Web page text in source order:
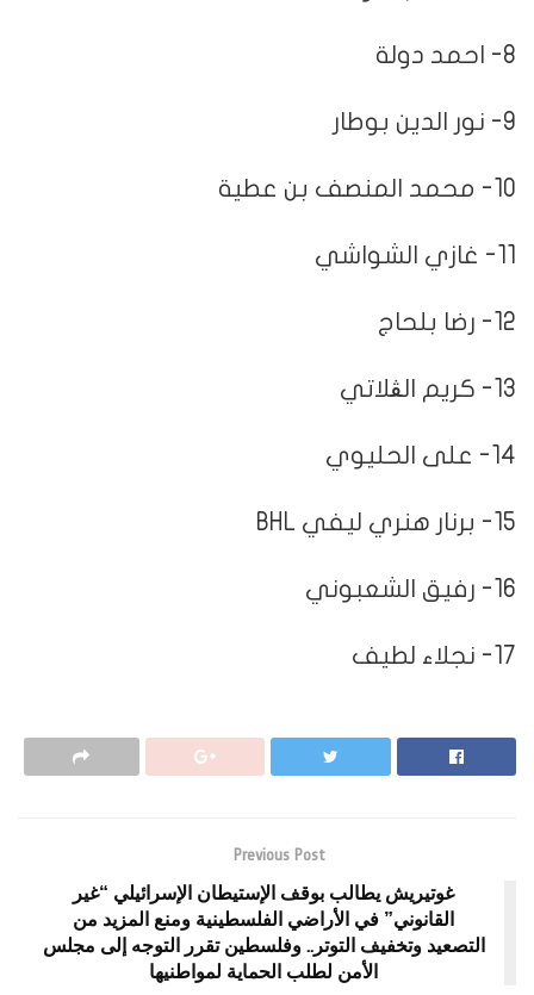
8- احمد دولة
9- نور الدين بوطار
10- محمد المنصف بن عطية
11- غازي الشواشي
12- رضا بلحاج
13- كريم الڨلاتي
14- على الحليوي
15- برنار هنري ليفي BHL
16- رفيق الشعبوني
17- نجلاء لطيف
Previous Post
غوتيريش يطالب بوقف الإستيطان الإسرائيلي “غير
القانوني” في الأراضي الفلسطينية ومنع المزيد من
التصعيد وتخفيف التوتر.. وفلسطين تقرر التوجه إلى مجلس
الأمن لطلب الحماية لمواطنيها